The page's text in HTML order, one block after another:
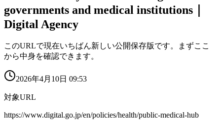
governments and medical institutions｜
Digital Agency
このURLで現在いちばん新しい公開保存版です。まずここ
から中身を確認できます。
2026年4月10日 09:53
対象URL
https://www.digital.go.jp/en/policies/health/public-medical-hub